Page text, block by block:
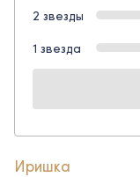
2 звезды
1 звезда
Иришка